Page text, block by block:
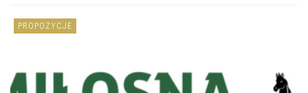
PROPOZYCJE